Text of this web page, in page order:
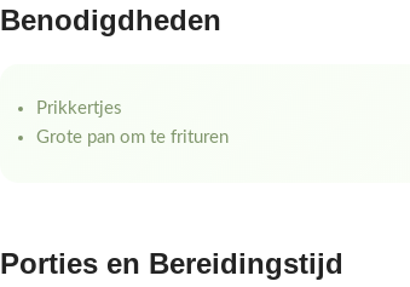
Benodigdheden
Prikkertjes
Grote pan om te frituren
Porties en Bereidingstijd